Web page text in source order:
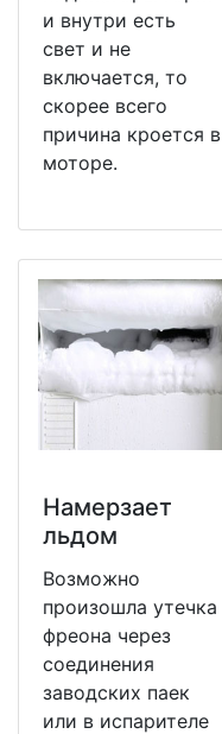
и внутри есть
свет и не
включается, то
скорее всего
причина кроется в
моторе.
Намерзает
льдом
Возможно
произошла утечка
фреона через
соединения
заводских паек
или в испарителе